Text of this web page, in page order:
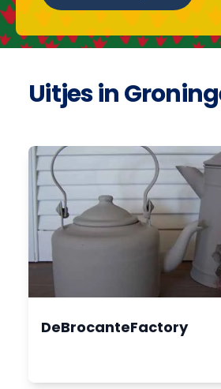
Uitjes in
DeBrocanteFactory